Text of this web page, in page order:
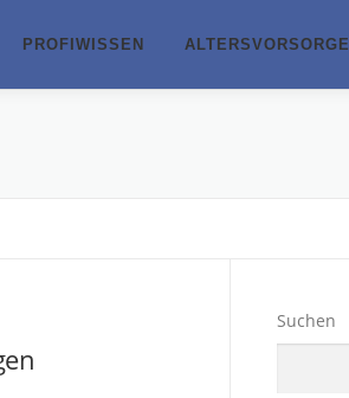
PROFIWISSEN ALTERSVORSORGE
Suchen